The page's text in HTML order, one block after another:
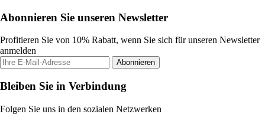
Abonnieren Sie unseren Newsletter
Profitieren Sie von 10% Rabatt, wenn Sie sich für unseren Newsletter
anmelden
Abonnieren
Bleiben Sie in Verbindung
Folgen Sie uns in den sozialen Netzwerken